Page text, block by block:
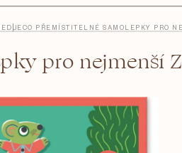
DJECO PŘEMÍSTITELNÉ SAMOLEPKY PRO
pro nejmenší